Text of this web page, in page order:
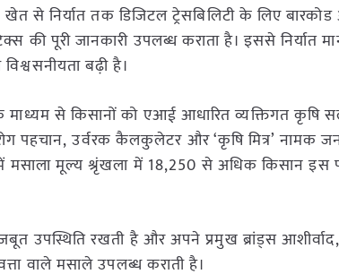
निर्यात तक डिजिटल ट्रेसबिलिटी के लिए बारकोड
की पूरी जानकारी उपलब्ध कराता है। इससे निर्यात
बढ़ी है।
माध्यम से किसानों को एआई आधारित व्यक्तिगत कृषि
पहचान, उर्वरक कैलकुलेटर और ‘कृषि मित्र’ नामक
में मसाला मूल्य श्रृंखला में 18,250 से अधिक किसान इस
उपस्थिति रखती है और अपने प्रमुख ब्रांड्स
वाले मसाले उपलब्ध कराती है।